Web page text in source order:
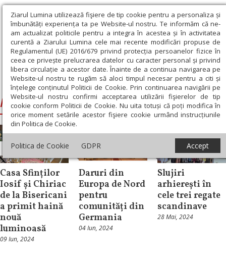
Ziarul Lumina utilizează fişiere de tip cookie pentru a personaliza și
îmbunătăți experiența ta pe Website-ul nostru. Te informăm că ne-
am actualizat politicile pentru a integra în acestea și în activitatea
curentă a Ziarului Lumina cele mai recente modificări propuse de
Regulamentul (UE) 2016/679 privind protecția persoanelor fizice în
ceea ce privește prelucrarea datelor cu caracter personal și privind
libera circulație a acestor date. Înainte de a continua navigarea pe
Website-ul nostru te rugăm să aloci timpul necesar pentru a citi și
înțelege conținutul Politicii de Cookie. Prin continuarea navigării pe
Website-ul nostru confirmi acceptarea utilizării fişierelor de tip
cookie conform Politicii de Cookie. Nu uita totuși că poți modifica în
orice moment setările acestor fişiere cookie urmând instrucțiunile
din Politica de Cookie.
Politica de Cookie GDPR Accept
Ziarul Lumina › Macarie, Episcopul Europei de Nord
Macarie, Episcopul Europei de Nord
Știri
Casa Sfinților
Iosif și Chiriac
de la Bisericani
a primit haină
nouă
luminoasă
09 Iun, 2024
Diaspora
Daruri din
Europa de Nord
pentru
comunități din
Germania
04 Iun, 2024
Diaspora
Slujiri
arhierești în
cele trei regate
scandinave
28 Mai, 2024